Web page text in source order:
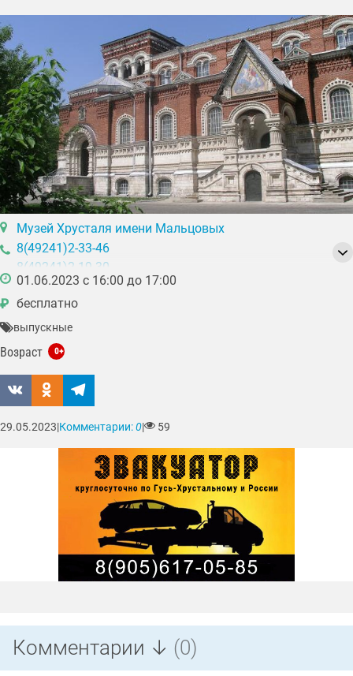
Музей Хрусталя имени Мальцовых
8(49241)2-33-46
8(49241)2-19-30
01.06.2023 с 16:00 до 17:00
бесплатно
₽
выпускные
Возраст 0+
29.05.2023|Комментарии:0| 59
Комментарии ↓ (0)